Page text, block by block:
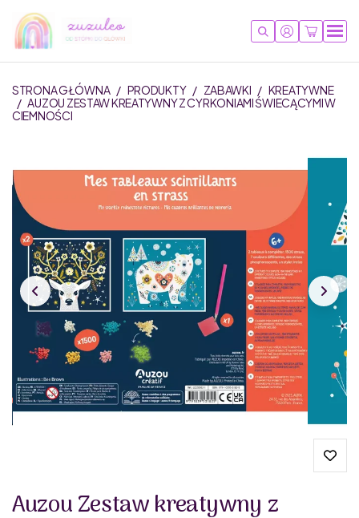
STRONA GŁÓWNA / PRODUKTY / ZABAWKI / KREATYWNE
/ AUZOU ZESTAW KREATYWNY Z CYRKONIAMI ŚWIECĄCYMI W
CIEMNOŚCI
Auzou Zestaw kreatywny z